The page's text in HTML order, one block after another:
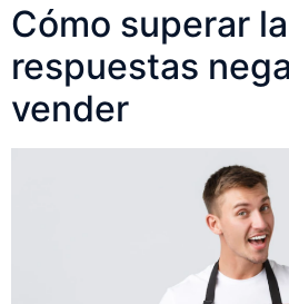
Cómo superar
respuestas
vender